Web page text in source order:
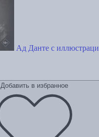
Ад Данте с
Добавить в избранное